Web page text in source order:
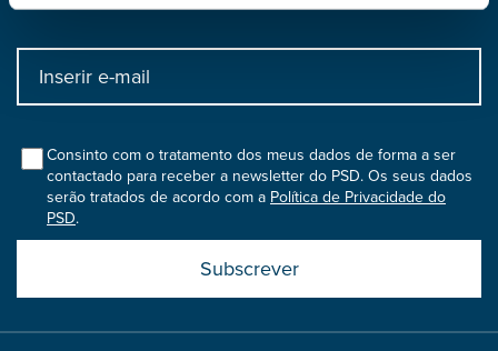
Input
bootstrap
colConsinto com o tratamento dos meus dados de forma a ser
contactado para receber a newsletter do PSD. Os seus dados
serão tratados de acordo com a Política de Privacidade do
PSD.
boostrap
col